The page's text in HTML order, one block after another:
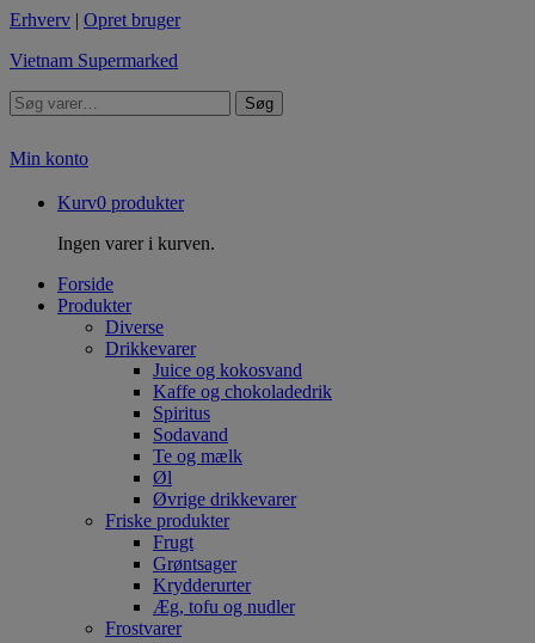
Erhverv | Opret bruger
Vietnam Supermarked
Søg
Min konto
Kurv0 produkter
Ingen varer i kurven.
Forside
Produkter
Diverse
Drikkevarer
Juice og kokosvand
Kaffe og chokoladedrik
Spiritus
Sodavand
Te og mælk
Øl
Øvrige drikkevarer
Friske produkter
Frugt
Grøntsager
Krydderurter
Æg, tofu og nudler
Frostvarer